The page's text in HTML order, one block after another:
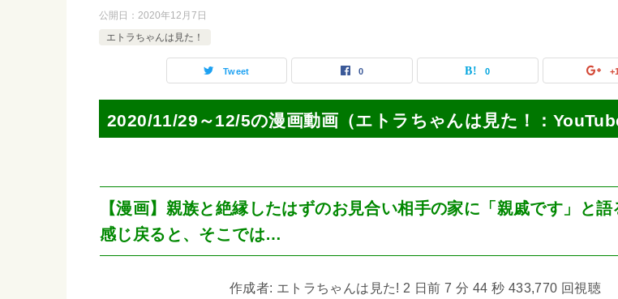
公開日： 2020年12月7日
エトラちゃんは見た！
Tweet 0 0 +1
2020/11/29～12/5の漫画動画（エトラちゃんは見た！：
【漫画】親族と絶縁したはずのお見合い相手の家に「親戚です」と
感じ戻ると、そこでは…
作成者: エトラちゃんは見た! 2 日前 7 分 44 秒 433,770 回視聴